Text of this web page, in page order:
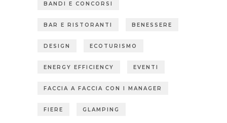
BANDI E CONCORSI
BAR E RISTORANTI BENESSERE
DESIGN ECOTURISMO
ENERGY EFFICIENCY EVENTI
FACCIA A FACCIA CON I MANAGER
FIERE GLAMPING